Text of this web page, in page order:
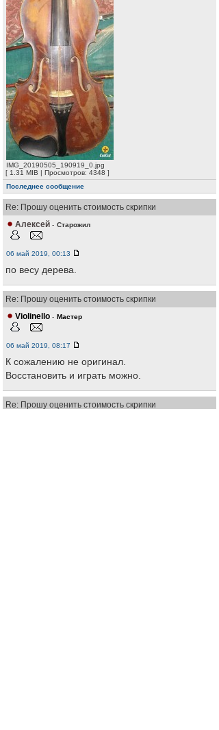
IMG_20190505_190919_0.jpg
[ 1.31 MIB | Просмотров: 4348 ]
Последнее сообщение
Re: Прошу оценить стоимость скрипки
Алексей - Старожил
06 май 2019, 00:13
по весу дерева.
Re: Прошу оценить стоимость скрипки
Violinello - Мастер
06 май 2019, 08:17
К сожалению не оригинал.
Восстановить и играть можно.
Re: Прошу оценить стоимость скрипки